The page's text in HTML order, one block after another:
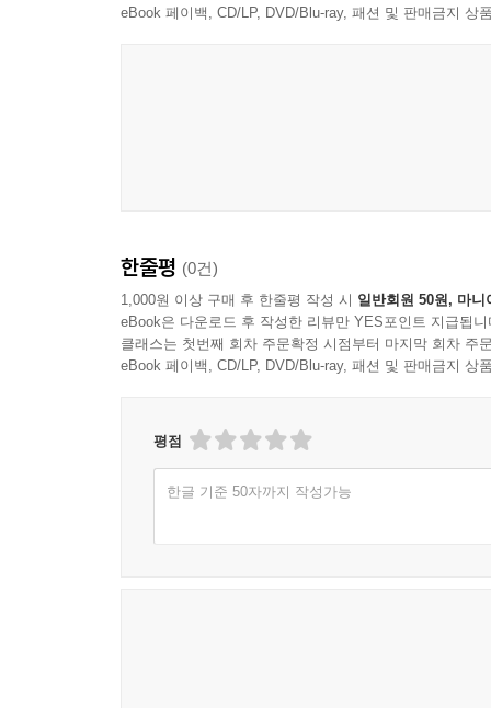
eBook 페이백, CD/LP, DVD/Blu-ray, 패션 및 판매금지 상
한줄평 (0건)
1,000원 이상 구매 후 한줄평 작성 시 일반회원 50원, 마니
eBook은 다운로드 후 작성한 리뷰만 YES포인트 지급됩니
클래스는 첫번째 회차 주문확정 시점부터 마지막 회차 주
eBook 페이백, CD/LP, DVD/Blu-ray, 패션 및 판매금지 상
평점
한글 기준 50자까지 작성가능